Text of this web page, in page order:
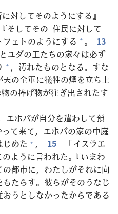
に対してそのようにする』
そしてその 住民に対して
フェトのようにする + 。
13
とユダの王たちの家々 は必ず
+ ， 汚れたものとなる。すな
天の全軍に犠牲の煙を立ち 上
物の捧げ物が注ぎ出されたす
エホバが自分を遣わして預
て来て，エホバの家の中庭
じめた + ， 15
「イスラエ
ように言われた。『いまわ
の都市に，わたしがそれに向
もたらす。 彼らがそのうなじ
おうとしなかったからである